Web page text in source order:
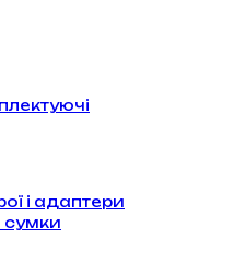
і адаптери
сумки